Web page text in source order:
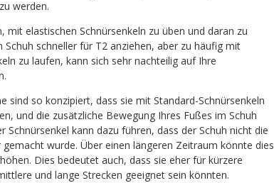
werden.
mit elastischen Schnürsenkeln zu üben und daran zu
Schuh schneller für T2 anziehen, aber zu häufig mit
zu laufen, kann sich sehr nachteilig auf Ihre
sind so konzipiert, dass sie mit Standard-Schnürsenkeln
und die zusätzliche Bewegung Ihres Fußes im Schuh
Schnürsenkel kann dazu führen, dass der Schuh nicht die
wurde. Über einen längeren Zeitraum könnte dies
Dies bedeutet auch, dass sie eher für kürzere
und lange Strecken geeignet sein könnten.